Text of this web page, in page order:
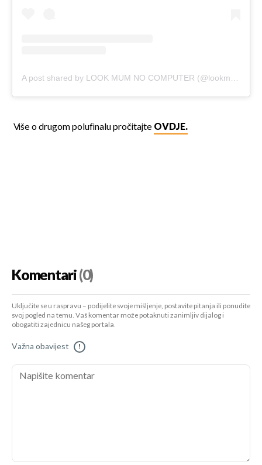
Više o drugom polufinalu pročitajte OVDJE.
Komentari(0)
Uključite se u raspravu – podijelite svoje mišljenje, postavite pitanja ili ponudite
svoj pogled na temu. Vaš komentar može potaknuti zanimljiv dijalog i
obogatiti zajednicu našeg portala.
Važna obavijest !